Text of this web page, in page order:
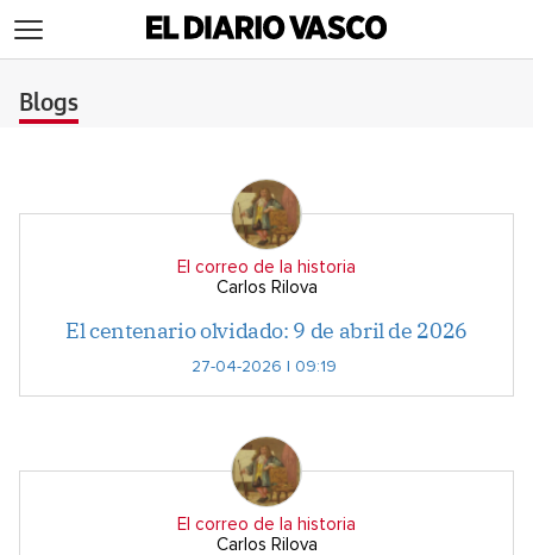
Blogs
El correo de la historia
Carlos Rilova
El centenario olvidado: 9 de abril de 2026
27-04-2026 | 09:19
El correo de la historia
Carlos Rilova